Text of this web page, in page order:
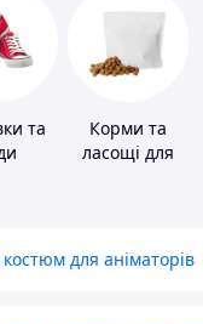
та
Корми та
ласощі для
для аніматорів